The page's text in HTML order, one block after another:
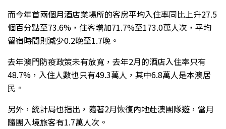
而今年首兩個月酒店業場所的客房平均入住率同比上升27.5
個百分點至73.6%，住客增加71.7%至173.0萬人次，平均
留宿時間則減少0.2晚至1.7晚。
去年澳門防疫政策未有放寬，去年2月的酒店入住率只有
48.7%，入住人數也只有49.3萬人，其中6.8萬人是本澳居
民。
另外，統計局也指出，隨著2月恢復內地赴澳團隊遊，當月
隨團入境旅客有1.7萬人次。